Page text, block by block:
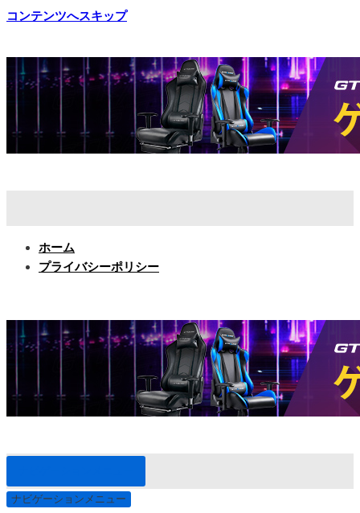
コンテンツへスキップ
ホーム
プライバシーポリシー
ナビゲーションメニュー